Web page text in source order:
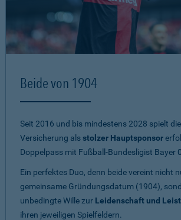
Beide von 1904
Seit 2016 und bis mindestens 2028 spielt
Versicherung alsstolzer Hauptsponsor
Doppelpass mit Fußball-Bundesligist Bayer
Ein perfektes Duo, denn beide vereint nicht
gemeinsame Gründungsdatum (1904),
unbedingte Wille zur Leidenschaft und
ihren jeweiligen Spielfeldern.